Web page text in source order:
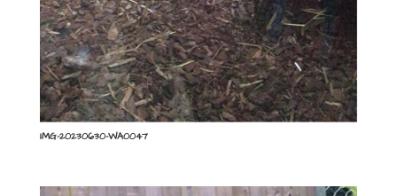
IMG-20230630-WA0047